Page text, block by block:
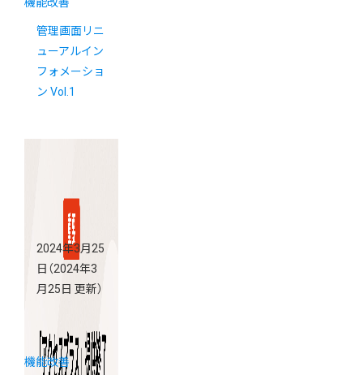
管理画面リニ
ューアルイン
フォメーショ
ン Vol.1
2024年3月25
日 （2024年3
月25日 更新）
機能改善